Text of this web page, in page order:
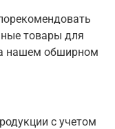
товары для
нашем обширном
с учетом